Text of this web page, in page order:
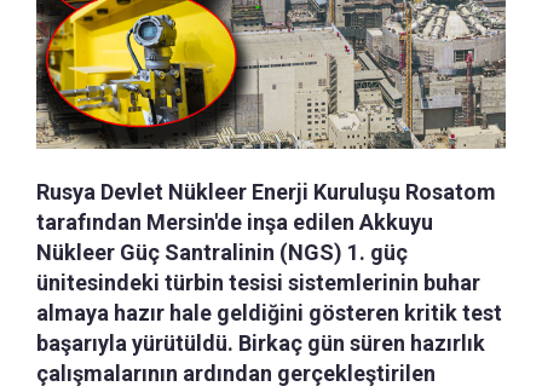
Rusya Devlet Nükleer Enerji Kuruluşu Rosatom
tarafından Mersin'de inşa edilen Akkuyu
Nükleer Güç Santralinin (NGS) 1. güç
ünitesindeki türbin tesisi sistemlerinin buhar
almaya hazır hale geldiğini gösteren kritik test
başarıyla yürütüldü. Birkaç gün süren hazırlık
çalışmalarının ardından gerçekleştirilen